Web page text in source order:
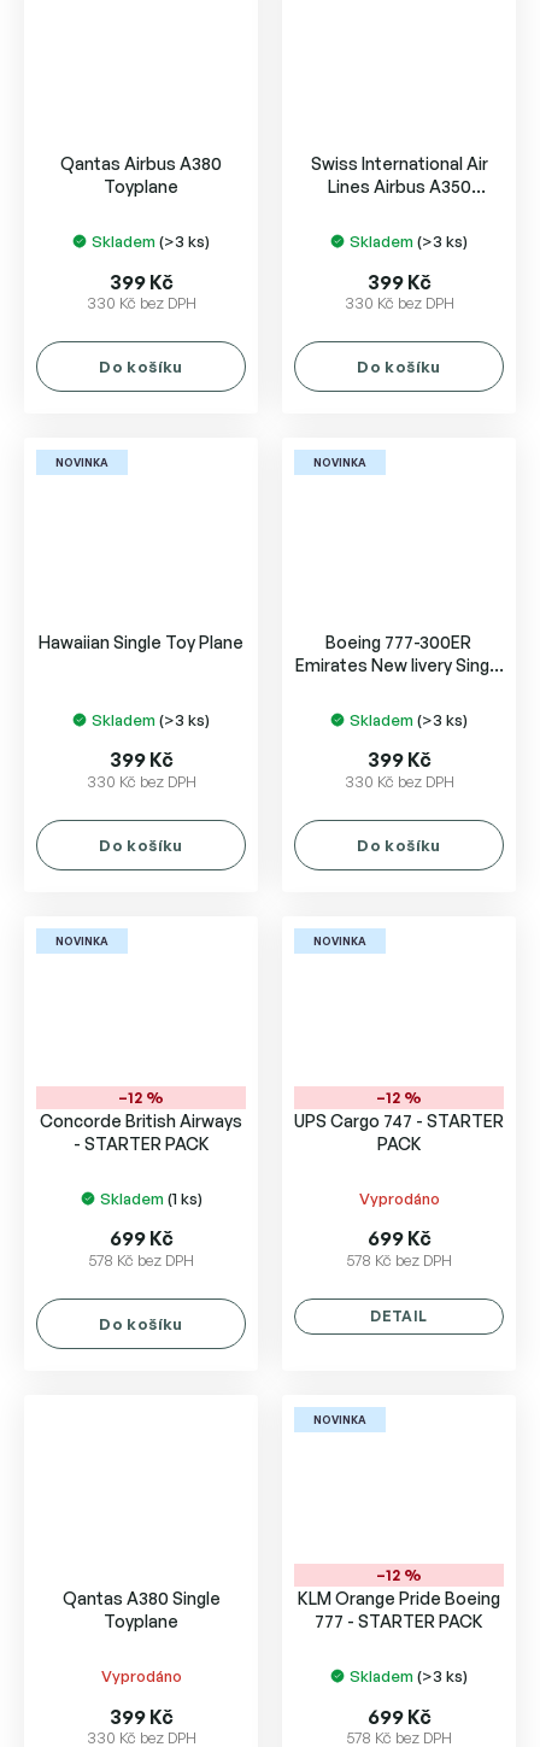
Qantas Airbus A380
Toyplane
Skladem (>3 ks)
330 Kč bez DPH
399 Kč
Do košíku
Swiss International Air
Lines Airbus A350
Skladem (>3 ks)
330 Kč bez DPH
399 Kč
Do košíku
NOVINKA
Hawaiian Single Toy Plane
Skladem (>3 ks)
330 Kč bez DPH
399 Kč
Do košíku
NOVINKA
Boeing 777-300ER
Emirates New livery Single
Skladem (>3 ks)
330 Kč bez DPH
399 Kč
Do košíku
NOVINKA
–12 %
Concorde British Airways
- STARTER PACK
Skladem (1 ks)
578 Kč bez DPH
699 Kč
Do košíku
NOVINKA
–12 %
UPS Cargo 747 - STARTER
PACK
Vyprodáno
578 Kč bez DPH
699 Kč
DETAIL
Qantas A380 Single
Toyplane
Vyprodáno
330 Kč bez DPH
399 Kč
NOVINKA
–12 %
KLM Orange Pride Boeing
777 - STARTER PACK
Skladem (>3 ks)
578 Kč bez DPH
699 Kč